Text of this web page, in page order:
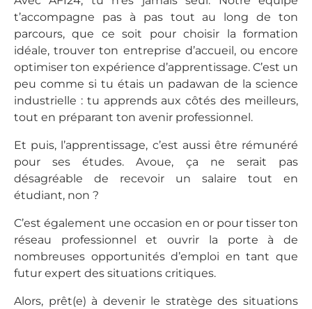
t’accompagne pas à pas tout au long de ton
parcours, que ce soit pour choisir la formation
idéale, trouver ton entreprise d’accueil, ou encore
optimiser ton expérience d’apprentissage. C’est un
peu comme si tu étais un padawan de la science
industrielle : tu apprends aux côtés des meilleurs,
tout en préparant ton avenir professionnel.
Et puis, l’apprentissage, c’est aussi être rémunéré
pour ses études. Avoue, ça ne serait pas
désagréable de recevoir un salaire tout en
étudiant, non ?
C’est également une occasion en or pour tisser ton
réseau professionnel et ouvrir la porte à de
nombreuses opportunités d’emploi en tant que
futur expert des situations critiques.
Alors, prêt(e) à devenir le stratège des situations